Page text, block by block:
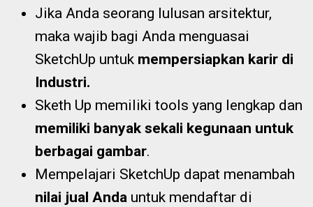
Jika Anda seorang lulusan arsitektur,
maka wajib bagi Anda menguasai
SketchUp untuk mempersiapkan karir di
Industri.
Sketh Up memiliki tools yang lengkap dan
memiliki banyak sekali kegunaan untuk
berbagai gambar.
Mempelajari SketchUp dapat menambah
nilai jual Anda untuk mendaftar di